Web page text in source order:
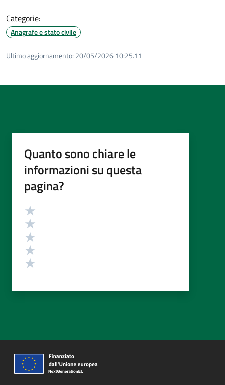
Categorie:
Anagrafe e stato civile
Ultimo aggiornamento: 20/05/2026 10:25.11
Quanto sono chiare le
informazioni su questa
pagina?
Valutazione